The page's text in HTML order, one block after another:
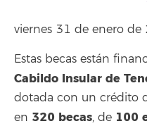
viernes 31 de enero
Estas becas están
Cabildo Insular de
dotada con un crédito
en 320 becas, de 100